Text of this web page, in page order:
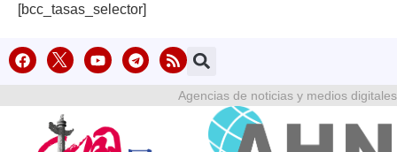
[bcc_tasas_selector]
Agencias de noticias y medios digitales